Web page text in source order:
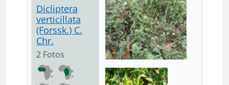
Dicliptera
verticillata
(Forssk.) C.
Chr.
2 Fotos